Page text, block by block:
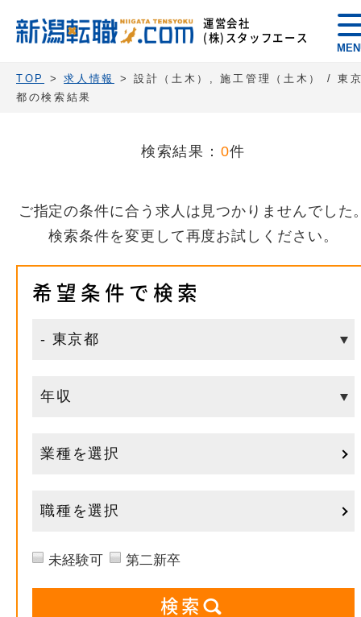
運営会社
(株)スタッフエース
TOP >求人情報
> 設計（土木）, 施工管理（土木） / 東
都の検索結果
検索結果： 0件
ご指定の条件に合う求人は見つかりませんでした
検索条件を変更して再度お試しください。
希望条件で検索
業種を選択
職種を選択
未経験可 第二新卒